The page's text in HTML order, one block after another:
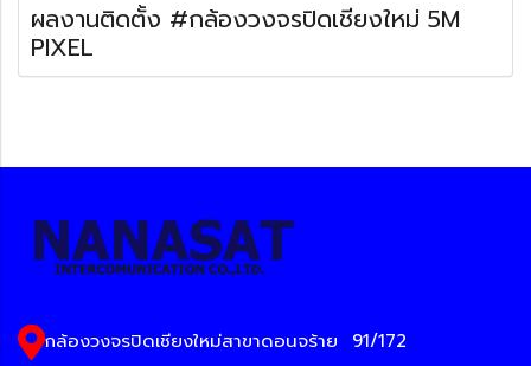
ผลงานติดตั้ง #กล้องวงจรปิดเชียงใหม่ 5M
PIXEL
กล้องวงจรปิดเชียงใหม่สาขาดอนจร้าย
91/172